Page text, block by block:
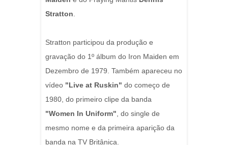
Stratton
Stratton participou da produção e
gravação do 1º álbum do Iron Maiden em
Dezembro de 1979. Também apareceu no
vídeo "Live at Ruskin" do começo de
1980, do primeiro clipe da banda
"Women In Uniform" , do single de
mesmo nome e da primeira aparição da
banda na TV Britânica.